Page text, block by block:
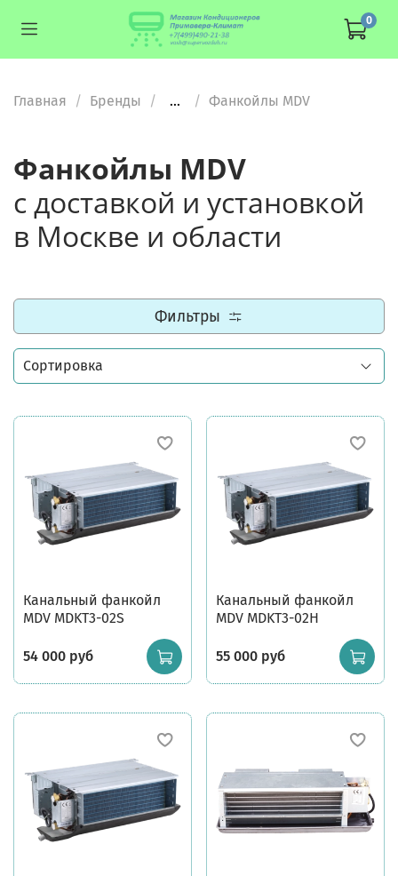
0
Главная Бренды ... Фанкойлы MDV
Фанкойлы MDV
с доставкой и установкой
в Москве и области
Фильтры
Канальный фанкойл
MDV MDKT3-02S
54 000 руб
Канальный фанкойл
MDV MDKT3-02H
55 000 руб